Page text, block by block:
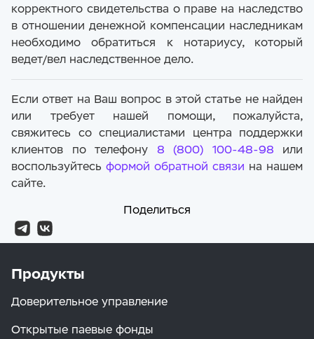
корректного свидетельства о праве на наследство
в отношении денежной компенсации наследникам
необходимо обратиться к нотариусу, который
ведет/вел наследственное дело.
Если ответ на Ваш вопрос в этой статье не найден
или требует нашей помощи, пожалуйста,
свяжитесь со специалистами центра поддержки
клиентов по телефону 8 (800) 100-48-98 или
воспользуйтесь формой обратной связи на нашем
сайте.
Поделиться
Продукты
Доверительное управление
Открытые паевые фонды